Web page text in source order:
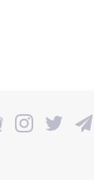
، کیک و